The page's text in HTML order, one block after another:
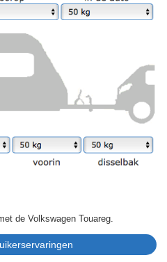
de Volkswagen Touareg.